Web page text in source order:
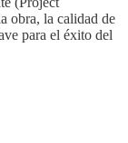
obra, la calidad de
para el éxito del